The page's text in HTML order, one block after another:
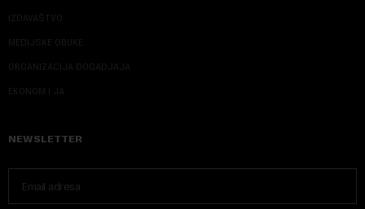
IZDAVAŠTVO
MEDIJSKE OBUKE
ORGANIZACIJA DOGADJAJA
EKONOM I JA
NEWSLETTER